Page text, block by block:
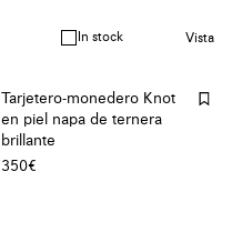
In stock Vista
Tarjetero-monedero Knot
en piel napa de ternera
brillante
350€